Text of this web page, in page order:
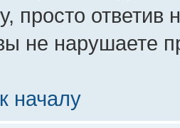
просто ответив
не нарушаете
началу